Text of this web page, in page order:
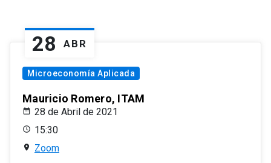
28 ABR
Microeconomía Aplicada
Mauricio Romero, ITAM
28 de Abril de 2021
15:30
Zoom